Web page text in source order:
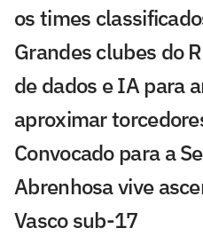
os times
Grandes clubes do
de dados e IA para
aproximar
Convocado para a
Abrenhosa vive
Vasco sub-17